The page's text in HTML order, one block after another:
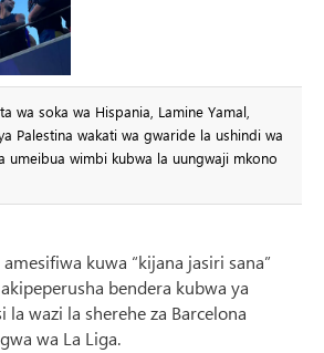
wa soka wa Hispania, Lamine Yamal,
Palestina wakati wa gwaride la ushindi wa
umeibua wimbi kubwa la uungwaji mkono
kuwa “kijana jasiri sana”
bendera kubwa ya
la wazi la sherehe za Barcelona
wa La Liga.